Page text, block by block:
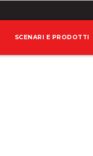
SCENARI E PRODOTTI